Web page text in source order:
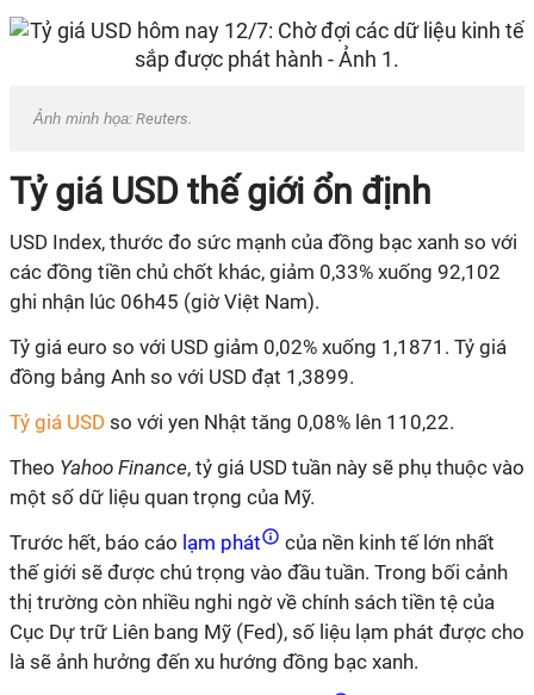
Ảnh minh họa: Reuters.
Tỷ giá USD thế giới ổn định
USD Index, thước đo sức mạnh của đồng bạc xanh so với
các đồng tiền chủ chốt khác, giảm 0,33% xuống 92,102
ghi nhận lúc 06h45 (giờ Việt Nam).
Tỷ giá euro so với USD giảm 0,02% xuống 1,1871. Tỷ giá
đồng bảng Anh so với USD đạt 1,3899.
Tỷ giá USD so với yen Nhật tăng 0,08% lên 110,22.
Theo Yahoo Finance, tỷ giá USD tuần này sẽ phụ thuộc vào
một số dữ liệu quan trọng của Mỹ.
Trước hết, báo cáo lạm phát
của nền kinh tế lớn nhất
thế giới sẽ được chú trọng vào đầu tuần. Trong bối cảnh
thị trường còn nhiều nghi ngờ về chính sách tiền tệ của
Cục Dự trữ Liên bang Mỹ (Fed), số liệu lạm phát được cho
là sẽ ảnh hưởng đến xu hướng đồng bạc xanh.